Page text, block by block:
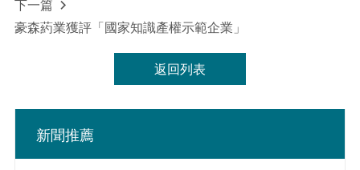
下一篇 
豪森葯業獲評「國家知識產權示範企業」
返回列表
新聞推薦